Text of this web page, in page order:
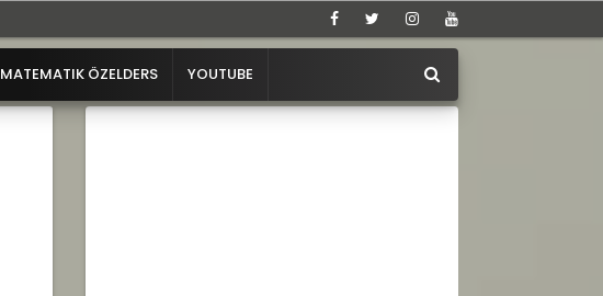
MATEMATIK ÖZELDERS YOUTUBE